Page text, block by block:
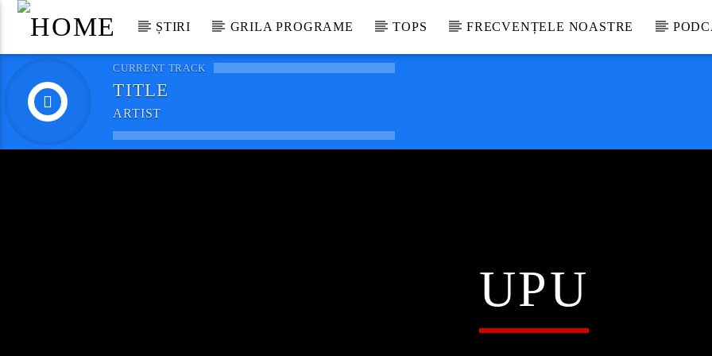
ȘTIRI GRILA PROGRAME TOPS FRECVENȚELE NOASTRE
CURRENT TRACK
TITLE
ARTIST
UPU